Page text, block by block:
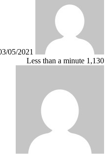
05/2021
1,130
Less than a minute